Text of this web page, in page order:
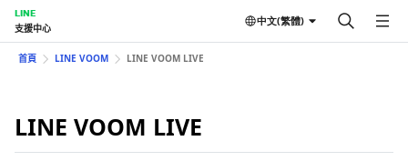
LINE
支援中心
中文(繁體)
首頁 LINE VOOM LINE VOOM LIVE
LINE VOOM LIVE